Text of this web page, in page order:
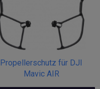
Propellerschutz für DJI
Mavic AIR